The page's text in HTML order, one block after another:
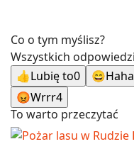
Co o tym myślisz?
Wszystkich
👍Lubię to0 😄
😡Wrrr4
To warto przeczytać